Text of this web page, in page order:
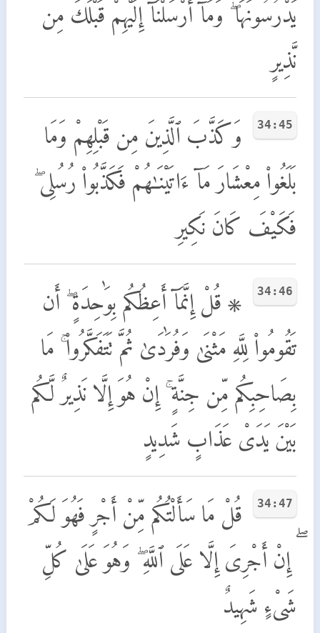
يَدْرُسُونَهَا ۖ وَمَآ أَرْسَلْنَآ إِلَيْهِمْ قَبْلَكَ مِن
نَّذِيرٍ
34:45
وَكَذَّبَ ٱلَّذِينَ مِن قَبْلِهِمْ وَمَا
بَلَغُوا۟ مِعْشَارَ مَآ ءَاتَيْنَـٰهُمْ فَكَذَّبُوا۟ رُسُلِى ۖ
فَكَيْفَ كَانَ نَكِيرِ
34:46
۞ قُلْ إِنَّمَآ أَعِظُكُم بِوَٰحِدَةٍ ۖ أَن
تَقُومُوا۟ لِلَّهِ مَثْنَىٰ وَفُرَٰدَىٰ ثُمَّ تَتَفَكَّرُوا۟ ۚ مَا
بِصَاحِبِكُم مِّن جِنَّةٍ ۚ إِنْ هُوَ إِلَّا نَذِيرٌ لَّكُم
بَيْنَ يَدَىْ عَذَابٍ شَدِيدٍ
34:47
قُلْ مَا سَأَلْتُكُم مِّنْ أَجْرٍ فَهُوَ لَكُمْ
ۖ إِنْ أَجْرِىَ إِلَّا عَلَى ٱللَّهِ ۖ وَهُوَ عَلَىٰ كُلِّ
شَىْءٍ شَهِيدٌ